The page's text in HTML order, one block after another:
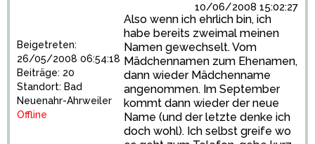
Beigetreten:
26/05/2008 06:54:18
Beiträge: 20
Standort: Bad
Neuenahr-Ahrweiler
Offline
10/06/2008 15:02:27
Also wenn ich ehrlich bin, ich
habe bereits zweimal meinen
Namen gewechselt. Vom
Mädchennamen zum Ehenamen,
dann wieder Mädchenname
angenommen. Im September
kommt dann wieder der neue
Name (und der letzte denke ich
doch wohl). Ich selbst greife wo